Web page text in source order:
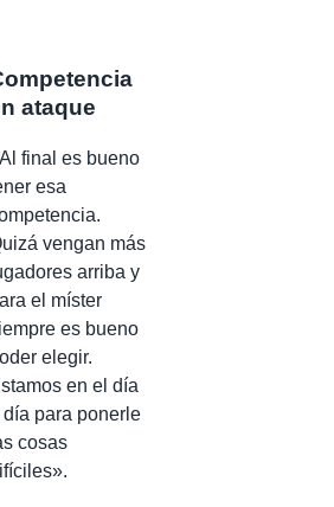
ataque
final es bueno
esa
vengan más
arriba y
el míster
es bueno
elegir.
en el día
día para ponerle
cosas